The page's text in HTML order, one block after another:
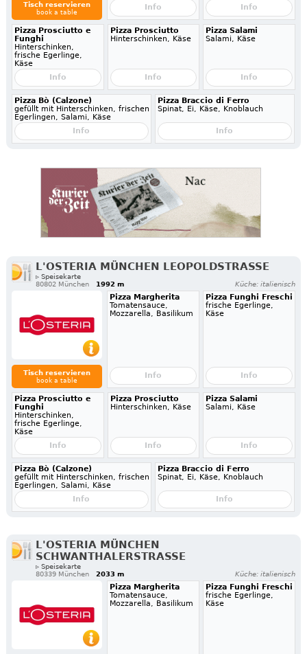
Tisch reservieren
book a table
Info Info
Pizza Prosciutto e
Funghi
Hinterschinken,
frische Egerlinge,
Käse
Info
Pizza Prosciutto
Hinterschinken, Käse
Info
Pizza Salami
Salami, Käse
Info
Pizza Bò (Calzone)
gefüllt mit Hinterschinken, frischen
Egerlingen, Salami, Käse
Info
Pizza Braccio di Ferro
Spinat, Ei, Käse, Knoblauch
Info
L'OSTERIA MÜNCHEN LEOPOLDSTRASSE
▹ Speisekarte
80802 München
1992 m Küche: italienisch
Tisch reservieren
book a table
Pizza Margherita
Tomatensauce,
Mozzarella, Basilikum
Info
Pizza Funghi Freschi
frische Egerlinge,
Käse
Info
Pizza Prosciutto e
Funghi
Hinterschinken,
frische Egerlinge,
Käse
Info
Pizza Prosciutto
Hinterschinken, Käse
Info
Pizza Salami
Salami, Käse
Info
Pizza Bò (Calzone)
gefüllt mit Hinterschinken, frischen
Egerlingen, Salami, Käse
Info
Pizza Braccio di Ferro
Spinat, Ei, Käse, Knoblauch
Info
L'OSTERIA MÜNCHEN
SCHWANTHALERSTRASSE
▹ Speisekarte
80339 München
2033 m Küche: italienisch
Pizza Margherita
Tomatensauce,
Mozzarella, Basilikum
Pizza Funghi Freschi
frische Egerlinge,
Käse